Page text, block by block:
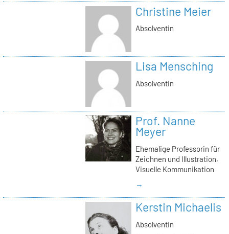
Christine Meier
Absolventin
Lisa Mensching
Absolventin
Prof. Nanne
Meyer
Ehemalige Professorin für
Zeichnen und Illustration,
Visuelle Kommunikation
→
Kerstin Michaelis
Absolventin